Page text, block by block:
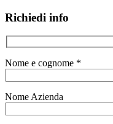
Richiedi info
Nome e cognome *
Nome Azienda